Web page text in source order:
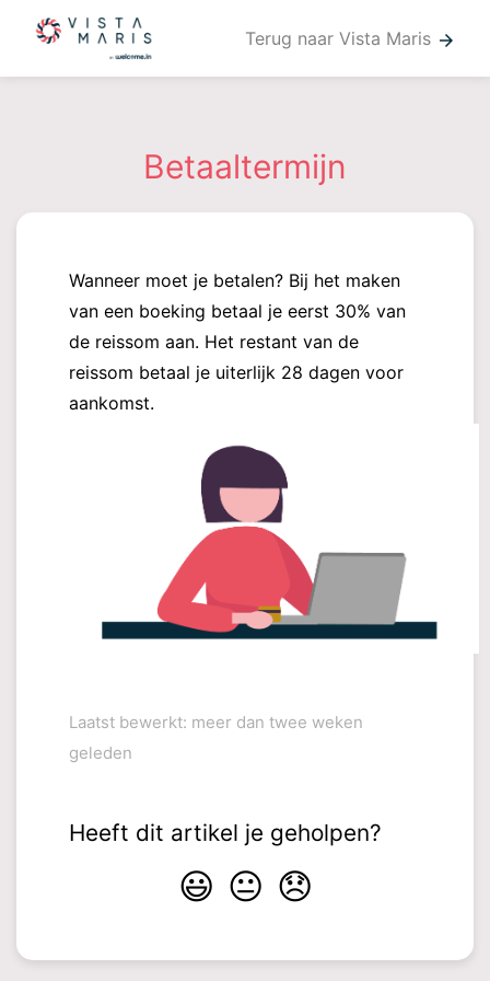
Terug naar Vista Maris arrow_forward
Betaaltermijn
Wanneer moet je betalen? Bij het maken
van een boeking betaal je eerst 30% van
de reissom aan. Het restant van de
reissom betaal je uiterlijk 28 dagen voor
aankomst.
Laatst bewerkt: meer dan twee weken
geleden
Heeft dit artikel je geholpen?
😃 😐 😞